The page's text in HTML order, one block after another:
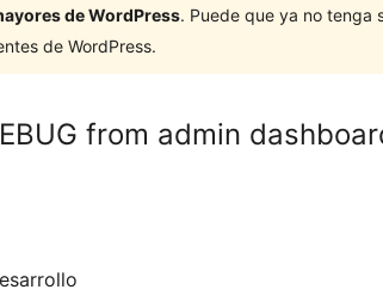
de WordPress. Puede que ya no tenga
de WordPress.
from admin